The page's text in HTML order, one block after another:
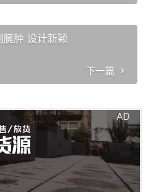
肿 设计新颖
下一篇